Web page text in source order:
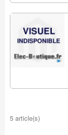
5 article(s)